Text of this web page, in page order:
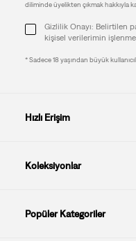
diliminde üyelikten çıkmak hakkıyla
Gizlilik Onayı: Belirtilen
kişisel verilerimin
* Sadece 18 yaşından büyük
Hızlı Erişim
Koleksiyonlar
Popüler Kategoriler